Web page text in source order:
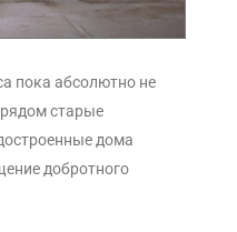
пока абсолютно не
старые
дома
добротного